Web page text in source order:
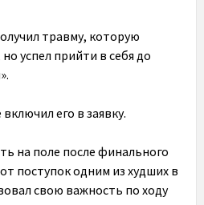
травму, которую
успел прийти в себя до
его в заявку.
на поле после финального
поступок одним из худших в
свою важность по ходу